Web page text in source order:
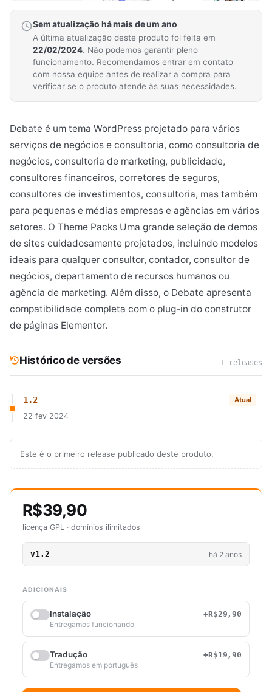
Sem atualização há mais de um ano
A última atualização deste produto foi feita em
22/02/2024. Não podemos garantir pleno
funcionamento. Recomendamos entrar em contato
com nossa equipe antes de realizar a compra para
verificar se o produto atende às suas necessidades.
Debate é um tema WordPress projetado para vários
serviços de negócios e consultoria, como consultoria de
negócios, consultoria de marketing, publicidade,
consultores financeiros, corretores de seguros,
consultores de investimentos, consultoria, mas também
para pequenas e médias empresas e agências em vários
setores. O Theme Packs Uma grande seleção de demos
de sites cuidadosamente projetados, incluindo modelos
ideais para qualquer consultor, contador, consultor de
negócios, departamento de recursos humanos ou
agência de marketing. Além disso, o Debate apresenta
compatibilidade completa com o plug-in do construtor
de páginas Elementor.
Histórico de versões 1 releases
1.2 Atual
22 fev 2024
Este é o primeiro release publicado deste produto.
R$39,90
licença GPL · domínios ilimitados
v1.2 há 2 anos
ADICIONAIS
Instalação
+R$29,90
Entregamos funcionando
Tradução
+R$19,90
Entregamos em português